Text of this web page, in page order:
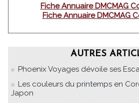
Fiche Annuaire DMCMAG
Fiche Annuaire DMCMAG
AUTRES
Phoenix Voyages dévoile ses
Les couleurs du printemps en
Japon